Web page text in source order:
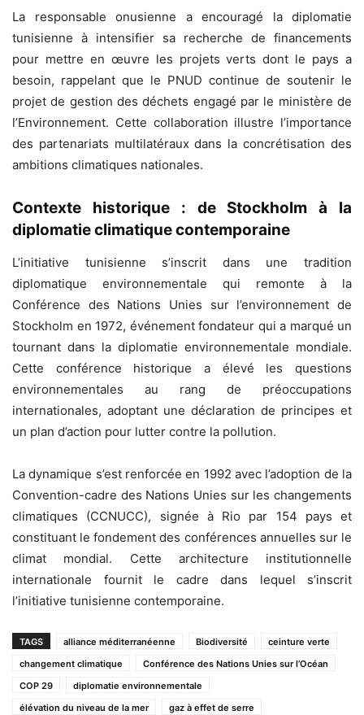
La responsable onusienne a encouragé la diplomatie
tunisienne à intensifier sa recherche de financements
pour mettre en œuvre les projets verts dont le pays a
besoin, rappelant que le PNUD continue de soutenir le
projet de gestion des déchets engagé par le ministère de
l’Environnement. Cette collaboration illustre l’importance
des partenariats multilatéraux dans la concrétisation des
ambitions climatiques nationales.
Contexte historique : de Stockholm à la
diplomatie climatique contemporaine
L’initiative tunisienne s’inscrit dans une tradition
diplomatique environnementale qui remonte à la
Conférence des Nations Unies sur l’environnement de
Stockholm en 1972, événement fondateur qui a marqué un
tournant dans la diplomatie environnementale mondiale.
Cette conférence historique a élevé les questions
environnementales au rang de préoccupations
internationales, adoptant une déclaration de principes et
un plan d’action pour lutter contre la pollution.
La dynamique s’est renforcée en 1992 avec l’adoption de la
Convention-cadre des Nations Unies sur les changements
climatiques (CCNUCC), signée à Rio par 154 pays et
constituant le fondement des conférences annuelles sur le
climat mondial. Cette architecture institutionnelle
internationale fournit le cadre dans lequel s’inscrit
l’initiative tunisienne contemporaine.
TAGS alliance méditerranéenne Biodiversité
ceinture verte
changement climatique
Conférence des Nations Unies sur l’Océan
COP 29
diplomatie environnementale
élévation du niveau de la mer
gaz à effet de serre